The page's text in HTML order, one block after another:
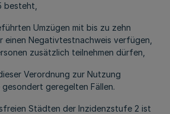
besteht,
Umzügen mit bis zu zehn
einen Negativtestnachweis verfügen,
zusätzlich teilnehmen dürfen,
Verordnung zur Nutzung
geregelten Fällen.
Städten der Inzidenzstufe 2 ist